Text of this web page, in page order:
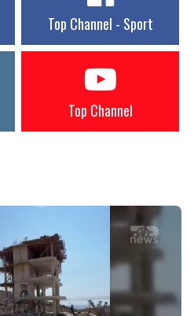
Top Channel - Sport
Top Channel